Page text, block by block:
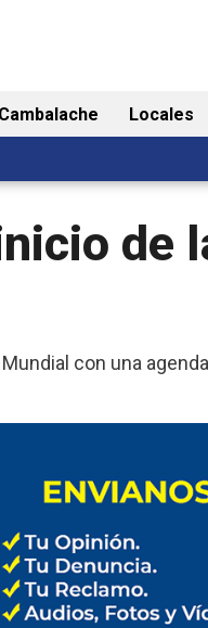
Cambalache Locales
de
con una